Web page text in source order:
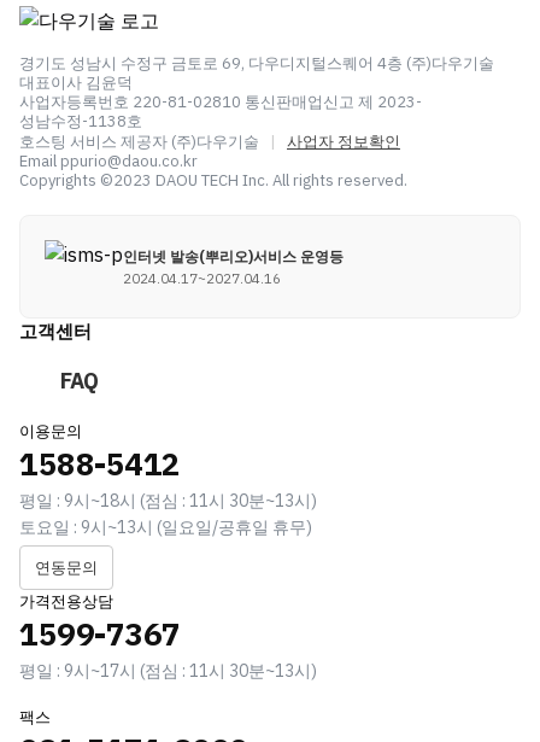
경기도 성남시 수정구 금토로 69, 다우디지털스퀘어 4층 (주)다우기술
대표이사 김윤덕
사업자등록번호 220-81-02810 통신판매업신고 제 2023-
성남수정-1138호
호스팅 서비스 제공자 (주)다우기술
| 사업자 정보확인
Email ppurio@daou.co.kr
Copyrights ©2023 DAOU TECH Inc. All rights reserved.
인터넷 발송(뿌리오)서비스 운영등
2024.04.17~2027.04.16
고객센터
FAQ
이용문의
1588-5412
평일 : 9시~18시 (점심 : 11시 30분~13시)
토요일 : 9시~13시 (일요일/공휴일 휴무)
연동문의
가격전용상담
1599-7367
평일 : 9시~17시 (점심 : 11시 30분~13시)
팩스